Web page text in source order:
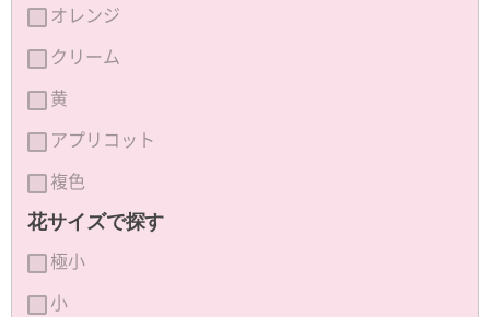
オレンジ
クリーム
黄
アプリコット
複色
花サイズで探す
極小
小